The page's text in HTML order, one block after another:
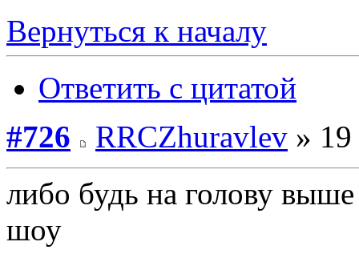
Вернуться к началу
Ответить с цитатой
#726
RRCZhuravlev »
либо будь на голову
шоу